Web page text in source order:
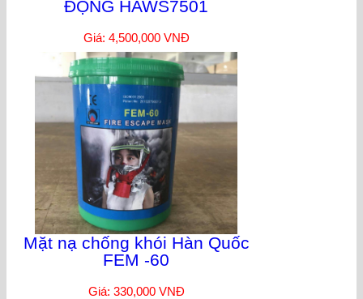
ĐỘNG HAWS7501
Giá: 4,500,000 VNĐ
Mặt nạ chống khói Hàn Quốc
FEM -60
Giá: 330,000 VNĐ